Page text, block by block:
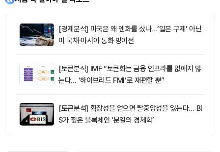
[경제분석] 미국은 왜 엔화를 샀나…‘일본 구제’ 아닌
미 국채·아시아 통화 방어전
[토큰분석] IMF “토큰화는 금융 인프라를 없애지 않
는다… ‘하이브리드 FMI’로 재편할 뿐”
[토큰분석] 확장성을 얻으면 탈중앙성을 잃는다… BI
S가 짚은 블록체인 ‘분열의 경제학’